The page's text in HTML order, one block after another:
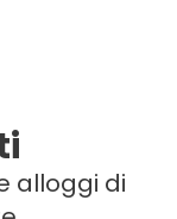
alloggi di